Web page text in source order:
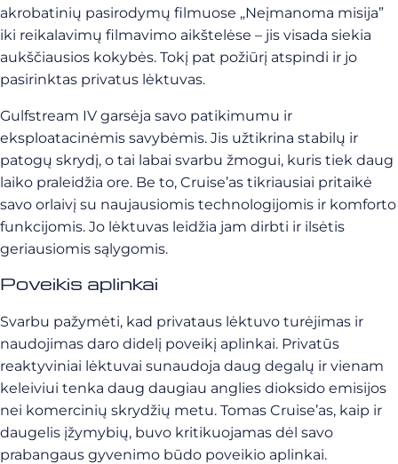
akrobatinių pasirodymų filmuose „Neįmanoma misija”
iki reikalavimų filmavimo aikštelėse – jis visada siekia
aukščiausios kokybės. Tokį pat požiūrį atspindi ir jo
pasirinktas privatus lėktuvas.
Gulfstream IV garsėja savo patikimumu ir
eksploatacinėmis savybėmis. Jis užtikrina stabilų ir
patogų skrydį, o tai labai svarbu žmogui, kuris tiek daug
laiko praleidžia ore. Be to, Cruise’as tikriausiai pritaikė
savo orlaivį su naujausiomis technologijomis ir komforto
funkcijomis. Jo lėktuvas leidžia jam dirbti ir ilsėtis
geriausiomis sąlygomis.
Poveikis aplinkai
Svarbu pažymėti, kad privataus lėktuvo turėjimas ir
naudojimas daro didelį poveikį aplinkai. Privatūs
reaktyviniai lėktuvai sunaudoja daug degalų ir vienam
keleiviui tenka daug daugiau anglies dioksido emisijos
nei komercinių skrydžių metu. Tomas Cruise’as, kaip ir
daugelis įžymybių, buvo kritikuojamas dėl savo
prabangaus gyvenimo būdo poveikio aplinkai.